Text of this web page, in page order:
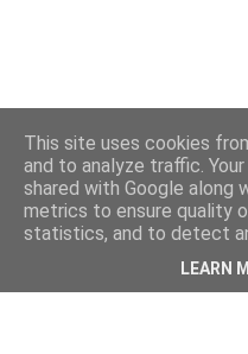
This site uses cookies
and to analyze traffic.
shared with Google along
metrics to ensure quality
statistics, and to detect
LEARN